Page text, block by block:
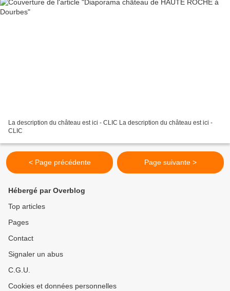
La description du château est ici - CLIC La description du château est ici -
CLIC
< Page précédente Page suivante >
Hébergé par Overblog
Top articles
Pages
Contact
Signaler un abus
C.G.U.
Cookies et données personnelles